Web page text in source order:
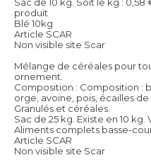
produit
Blé 10kg
Article SCAR
Non visible site Scar
Mélange de céréales pour
ornement.
Composition : Composition :
orge, avoine, pois, écailles
Granulés et céréales.
Sac de 25 kg. Existe en 10 kg.
Aliments complets basse-
Article SCAR
Non visible site Scar